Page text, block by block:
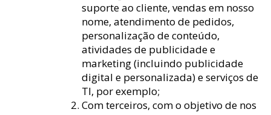
suporte ao cliente, vendas em nosso
nome, atendimento de pedidos,
personalização de conteúdo,
atividades de publicidade e
marketing (incluindo publicidade
digital e personalizada) e serviços de
TI, por exemplo;
Com terceiros, com o objetivo de nos